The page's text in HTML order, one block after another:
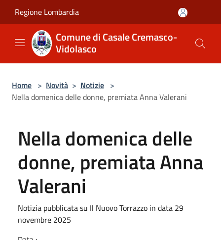
Regione Lombardia
Comune di Casale Cremasco-
Vidolasco
Home > Novità > Notizie >
Nella domenica delle donne, premiata Anna Valerani
Nella domenica delle
donne, premiata Anna
Valerani
Notizia pubblicata su Il Nuovo Torrazzo in data 29
novembre 2025